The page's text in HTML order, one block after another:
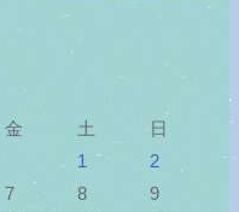
金 土
日
1
2
7 8
9